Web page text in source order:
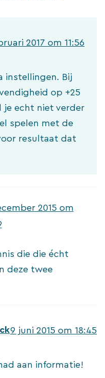
2017 om 11:56
instellingen. Bij
op +25
je echt niet verder
spelen met de
resultaat dat
2015 om
die die écht
deze twee
9 juni 2015 om 18:45
aan informatie!